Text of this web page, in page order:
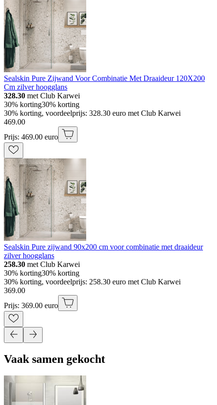
Sealskin Pure Zijwand Voor Combinatie Met Draaideur 120X200
Cm zilver hoogglans
328.30 met Club Karwei
30% korting30% korting
30% korting, voordeelprijs: 328.30 euro met Club Karwei
469.00
Prijs: 469.00 euro
Sealskin Pure zijwand 90x200 cm voor combinatie met draaideur
zilver hoogglans
258.30 met Club Karwei
30% korting30% korting
30% korting, voordeelprijs: 258.30 euro met Club Karwei
369.00
Prijs: 369.00 euro
Vaak samen gekocht